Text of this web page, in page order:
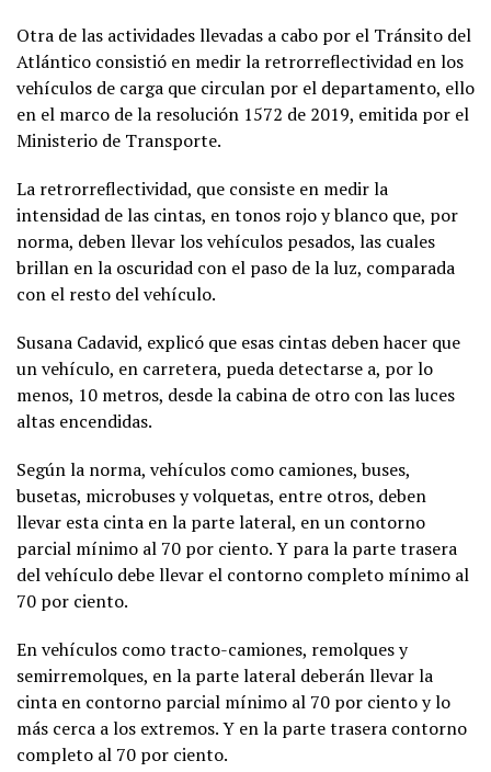
Otra de las actividades llevadas a cabo por el Tránsito del
Atlántico consistió en medir la retrorreflectividad en los
vehículos de carga que circulan por el departamento, ello
en el marco de la resolución 1572 de 2019, emitida por el
Ministerio de Transporte.
La retrorreflectividad, que consiste en medir la
intensidad de las cintas, en tonos rojo y blanco que, por
norma, deben llevar los vehículos pesados, las cuales
brillan en la oscuridad con el paso de la luz, comparada
con el resto del vehículo.
Susana Cadavid, explicó que esas cintas deben hacer que
un vehículo, en carretera, pueda detectarse a, por lo
menos, 10 metros, desde la cabina de otro con las luces
altas encendidas.
Según la norma, vehículos como camiones, buses,
busetas, microbuses y volquetas, entre otros, deben
llevar esta cinta en la parte lateral, en un contorno
parcial mínimo al 70 por ciento. Y para la parte trasera
del vehículo debe llevar el contorno completo mínimo al
70 por ciento.
En vehículos como tracto-camiones, remolques y
semirremolques, en la parte lateral deberán llevar la
cinta en contorno parcial mínimo al 70 por ciento y lo
más cerca a los extremos. Y en la parte trasera contorno
completo al 70 por ciento.